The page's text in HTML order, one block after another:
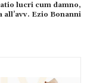
lucri cum damno,
Ezio Bonanni